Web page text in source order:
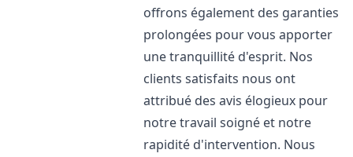
offrons également des garanties
prolongées pour vous apporter
une tranquillité d'esprit. Nos
clients satisfaits nous ont
attribué des avis élogieux pour
notre travail soigné et notre
rapidité d'intervention. Nous